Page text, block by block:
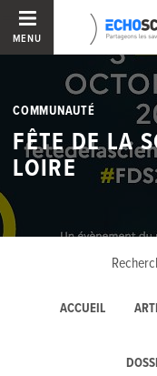
MENU
COMMUNAUTÉ
FÊTE DE LA
LOIRE
ACCUEIL